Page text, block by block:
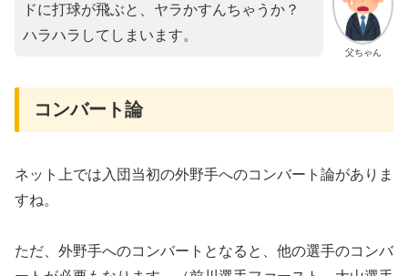
父ちゃん
ドに打球が飛ぶと、ヤラかすんちゃうか？
ハラハラしてしまいます。
コンバート論
ネット上では入団当初の外野手へのコンバート論がありま
すね。
ただ、外野手へのコンバートとなると、他の選手のコンバ